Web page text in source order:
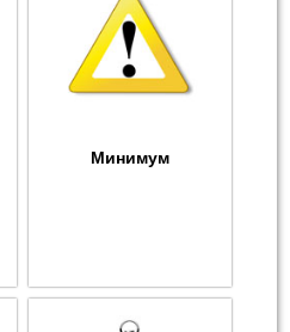
Минимум